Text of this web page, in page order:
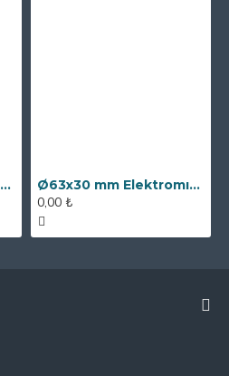
Ø80x55 mm Elektromıknatıs - 250 kg Çekim Gücü Ø63x30 mm Elektromıknatıs - 100 kg Çekim Gücü
0,00 ₺